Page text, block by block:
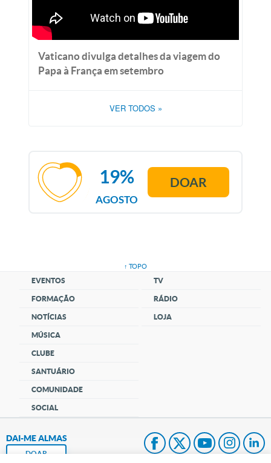
Vaticano divulga detalhes da viagem do
Papa à França em setembro
VER TODOS »
AGOSTO
19% DOAR
↑ TOPO
EVENTOS
FORMAÇÃO
NOTÍCIAS
MÚSICA
CLUBE
SANTUÁRIO
COMUNIDADE
SOCIAL
TV
RÁDIO
LOJA
DAI-ME ALMAS
DOAR